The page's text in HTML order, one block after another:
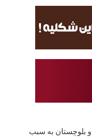
و بلوچستان به سبب